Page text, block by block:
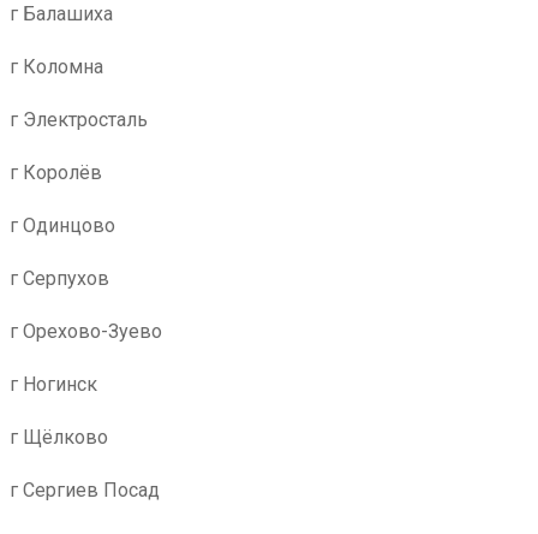
г Балашиха
г Коломна
г Электросталь
г Королёв
г Одинцово
г Серпухов
г Орехово-Зуево
г Ногинск
г Щёлково
г Сергиев Посад